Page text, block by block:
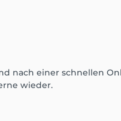
nach einer schnellen
wieder.